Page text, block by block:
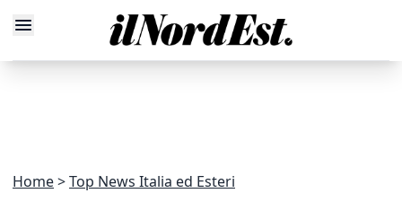
Home Top News Italia ed Esteri